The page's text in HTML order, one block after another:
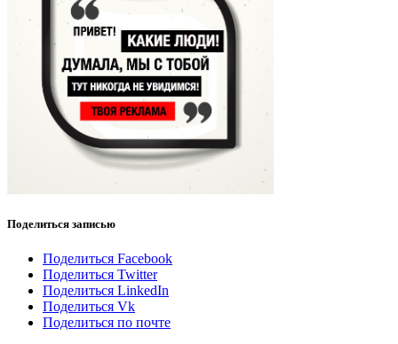
Поделиться записью
Поделиться Facebook
Поделиться Twitter
Поделиться LinkedIn
Поделиться Vk
Поделиться по почте